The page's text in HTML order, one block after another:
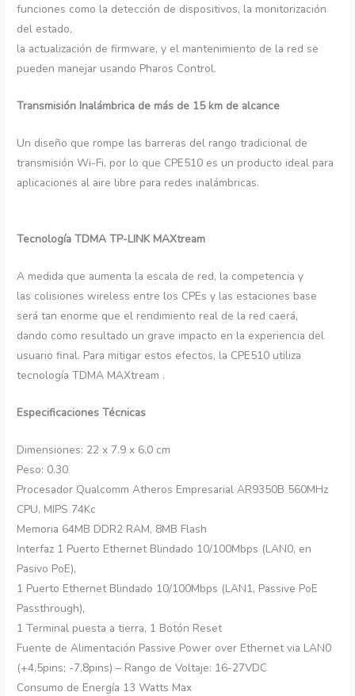
funciones como la detección de dispositivos, la monitorización
del estado,
la actualización de firmware, y el mantenimiento de la red se
pueden manejar usando Pharos Control.
Transmisión Inalámbrica de más de 15 km de alcance
Un diseño que rompe las barreras del rango tradicional de
transmisión Wi-Fi, por lo que CPE510 es un producto ideal para
aplicaciones al aire libre para redes inalámbricas.
Tecnología TDMA TP-LINK MAXtream
A medida que aumenta la escala de red, la competencia y
las colisiones wireless entre los CPEs y las estaciones base
será tan enorme que el rendimiento real de la red caerá,
dando como resultado un grave impacto en la experiencia del
usuario final. Para mitigar estos efectos, la CPE510 utiliza
tecnología TDMA MAXtream .
Especificaciones Técnicas
Dimensiones: 22 x 7.9 x 6.0 cm
Peso: 0.30
Procesador Qualcomm Atheros Empresarial AR9350B 560MHz
CPU, MIPS 74Kc
Memoria 64MB DDR2 RAM, 8MB Flash
Interfaz 1 Puerto Ethernet Blindado 10/100Mbps (LAN0, en
Pasivo PoE),
1 Puerto Ethernet Blindado 10/100Mbps (LAN1, Passive PoE
Passthrough),
1 Terminal puesta a tierra, 1 Botón Reset
Fuente de Alimentación Passive Power over Ethernet via LAN0
(+4,5pins; -7,8pins) – Rango de Voltaje: 16-27VDC
Consumo de Energía 13 Watts Max